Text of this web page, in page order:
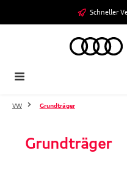
Zum Hauptinhalt springen Schneller
VW Grundträger
Grundträger